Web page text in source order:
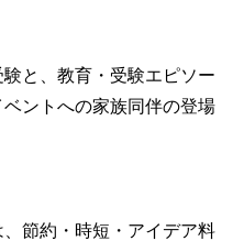
と、教育・受験エピソー
ントへの家族同伴の登場
節約・時短・アイデア料